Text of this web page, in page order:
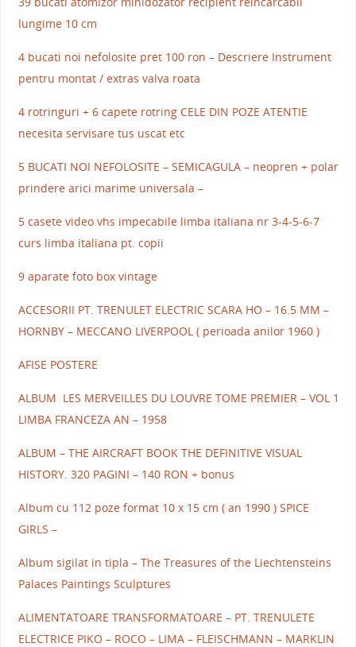
lungime 10 cm
4 bucati noi nefolosite pret 100 ron – Descriere Instrument
pentru montat / extras valva roata
4 rotringuri + 6 capete rotring CELE DIN POZE ATENTIE
necesita servisare tus uscat etc
5 BUCATI NOI NEFOLOSITE – SEMICAGULA – neopren + polar
prindere arici marime universala –
5 casete video vhs impecabile limba italiana nr 3-4-5-6-7
curs limba italiana pt. copii
9 aparate foto box vintage
ACCESORII PT. TRENULET ELECTRIC SCARA HO – 16.5 MM –
HORNBY – MECCANO LIVERPOOL ( perioada anilor 1960 )
AFISE POSTERE
ALBUM LES MERVEILLES DU LOUVRE TOME PREMIER – VOL 1
LIMBA FRANCEZA AN – 1958
ALBUM – THE AIRCRAFT BOOK THE DEFINITIVE VISUAL
HISTORY. 320 PAGINI – 140 RON + bonus
Album cu 112 poze format 10 x 15 cm ( an 1990 ) SPICE
GIRLS –
Album sigilat in tipla – The Treasures of the Liechtensteins
Palaces Paintings Sculptures
ALIMENTATOARE TRANSFORMATOARE – PT. TRENULETE
ELECTRICE PIKO – ROCO – LIMA – FLEISCHMANN – MARKLIN